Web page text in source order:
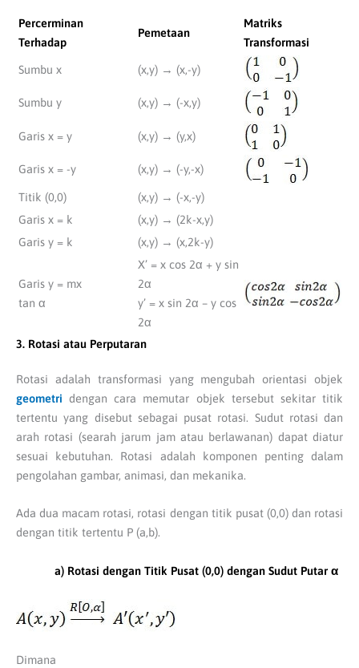
Percerminan
Terhadap
Pemetaan
Matriks
Transformasi
Sumbu x
(x,y) → (x,-y)
Sumbu y (x,y) → (-x,y)
Garis x = y (x,y) → (y,x)
Garis x = -y (x,y) → (-y,-x)
Titik (0,0)
(x,y) → (-x,-y)
Garis x = k
(x,y) → (2k-x,y)
Garis y = k
(x,y) → (x,2k-y)
Garis y = mx
tan α
X’ = x cos 2α + y sin
2α
y’ = x sin 2α – y cos
2α
3. Rotasi atau Perputaran
Rotasi adalah transformasi yang mengubah orientasi objek
geometri dengan cara memutar objek tersebut sekitar titik
tertentu yang disebut sebagai pusat rotasi. Sudut rotasi dan
arah rotasi (searah jarum jam atau berlawanan) dapat diatur
sesuai kebutuhan. Rotasi adalah komponen penting dalam
pengolahan gambar, animasi, dan mekanika.
Ada dua macam rotasi, rotasi dengan titik pusat (0,0) dan rotasi
dengan titik tertentu P (a,b).
a) Rotasi dengan Titik Pusat (0,0) dengan Sudut Putar α
Dimana